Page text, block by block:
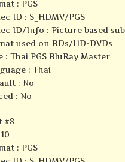
: PGS
ID : S_HDMV/PGS
ID/Info : Picture based
used on BDs/HD-DVDs
: Thai PGS BluRay Master
: Thai
: No
: No
#8
: PGS